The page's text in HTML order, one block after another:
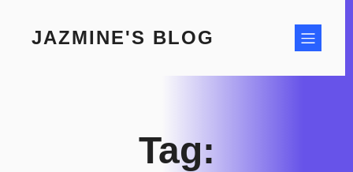
contentJAZMINE'S BLOG
Tag: